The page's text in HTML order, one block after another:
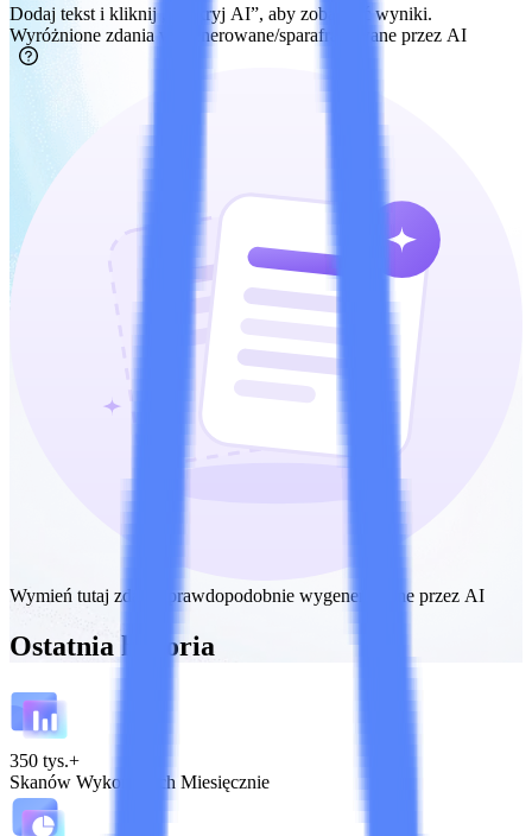
Dodaj tekst i kliknij „Wykryj AI”, aby zobaczyć wyniki.
Wyróżnione zdania wygenerowane/sparafrazowane przez AI
Wymień tutaj zdania prawdopodobnie wygenerowane przez AI
Ostatnia historia
350 tys.+
Skanów Wykonanych Miesięcznie